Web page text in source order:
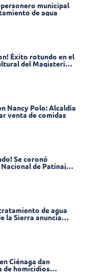
municipal
de agua
Éxito rotundo en el
del Magisterio
Nancy Polo: Alcaldía
venta de comidas
Se coronó
de Patinaje
de agua
la Sierra anuncia
Ciénaga dan
de homicidios